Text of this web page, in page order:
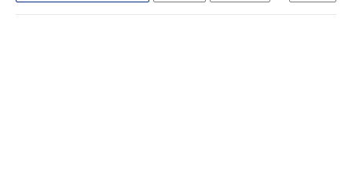
Турция
Анкара (провинция)